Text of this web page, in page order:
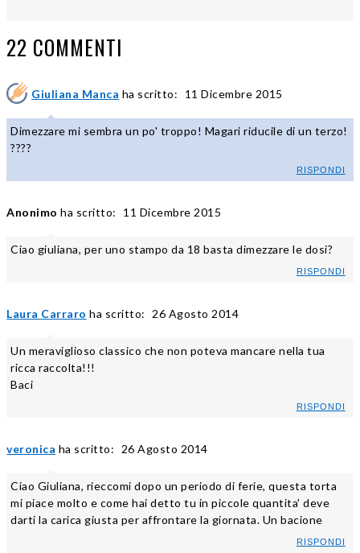
22 COMMENTI
Giuliana Manca ha scritto: 11 Dicembre 2015
Dimezzare mi sembra un po' troppo! Magari riducile di un terzo!
????
RISPONDI
Anonimo ha scritto: 11 Dicembre 2015
Ciao giuliana, per uno stampo da 18 basta dimezzare le dosi?
RISPONDI
Laura Carraro ha scritto: 26 Agosto 2014
Un meraviglioso classico che non poteva mancare nella tua
ricca raccolta!!!
Baci
RISPONDI
veronica ha scritto: 26 Agosto 2014
Ciao Giuliana, rieccomi dopo un periodo di ferie, questa torta
mi piace molto e come hai detto tu in piccole quantita' deve
darti la carica giusta per affrontare la giornata. Un bacione
RISPONDI